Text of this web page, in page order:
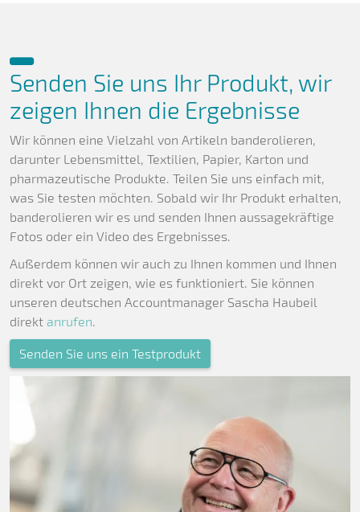
Senden Sie uns Ihr Produkt, wir
zeigen Ihnen die Ergebnisse
Wir können eine Vielzahl von Artikeln banderolieren,
darunter Lebensmittel, Textilien, Papier, Karton und
pharmazeutische Produkte. Teilen Sie uns einfach mit,
was Sie testen möchten. Sobald wir Ihr Produkt erhalten,
banderolieren wir es und senden Ihnen aussagekräftige
Fotos oder ein Video des Ergebnisses.
Außerdem können wir auch zu Ihnen kommen und Ihnen
direkt vor Ort zeigen, wie es funktioniert. Sie können
unseren deutschen Accountmanager Sascha Haubeil
direkt anrufen.
Senden Sie uns ein Testprodukt